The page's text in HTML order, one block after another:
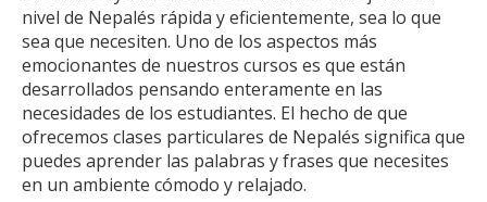
nivel de Nepalés rápida y eficientemente, sea lo que
sea que necesiten. Uno de los aspectos más
emocionantes de nuestros cursos es que están
desarrollados pensando enteramente en las
necesidades de los estudiantes. El hecho de que
ofrecemos clases particulares de Nepalés significa que
puedes aprender las palabras y frases que necesites
en un ambiente cómodo y relajado.